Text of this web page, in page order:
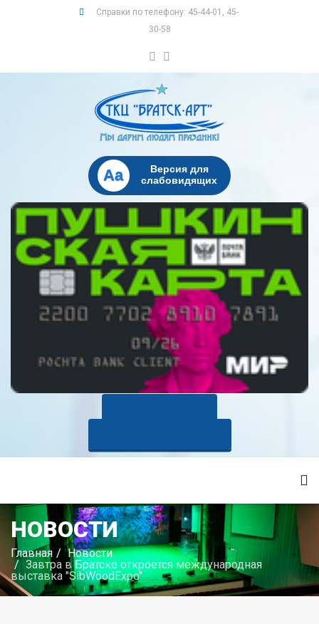
Справки по телефону: 45-44-01, 45-
30-58
Aa
Версия для
слабовидящих
НОВОСТИ
Главная
Новости
Завтра в Братске откроется международная
выставка "SibWoodExpo"